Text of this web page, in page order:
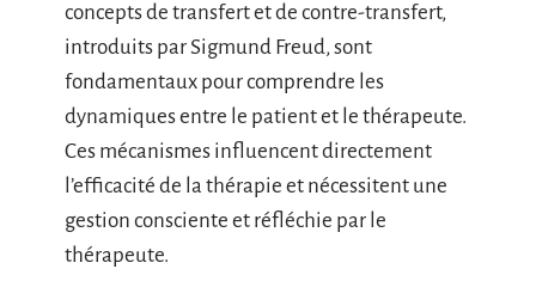
concepts de transfert et de contre-transfert,
introduits par Sigmund Freud, sont
fondamentaux pour comprendre les
dynamiques entre le patient et le thérapeute.
Ces mécanismes influencent directement
l’efficacité de la thérapie et nécessitent une
gestion consciente et réfléchie par le
thérapeute.